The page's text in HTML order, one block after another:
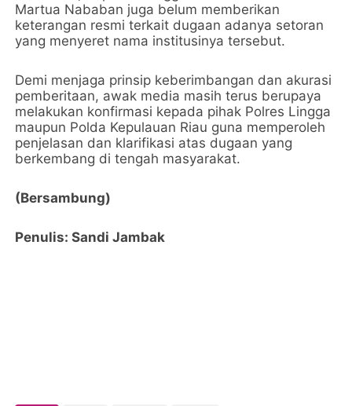
Martua Nababan juga belum memberikan
keterangan resmi terkait dugaan adanya setoran
yang menyeret nama institusinya tersebut.
Demi menjaga prinsip keberimbangan dan akurasi
pemberitaan, awak media masih terus berupaya
melakukan konfirmasi kepada pihak Polres Lingga
maupun Polda Kepulauan Riau guna memperoleh
penjelasan dan klarifikasi atas dugaan yang
berkembang di tengah masyarakat.
(Bersambung)
Penulis: Sandi Jambak